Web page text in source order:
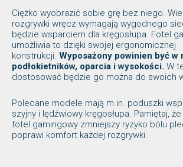
Ciężko wyobrazić sobie grę bez niego.
rozgrywki wręcz wymagają wygodnego
będzie wsparciem dla kręgosłupa. Fotel
umożliwia to dzięki swojej ergonomicznej
konstrukcji. Wyposażony powinien być w
podłokietników, oparcia i wysokości. W
dostosować będzie go można do swoich
Polecane modele mają m.in. poduszki
szyjny i lędźwiowy kręgosłupa. Pamiętaj,
fotel gamingowy zmniejszy ryzyko bólu
poprawi komfort każdej rozgrywki.